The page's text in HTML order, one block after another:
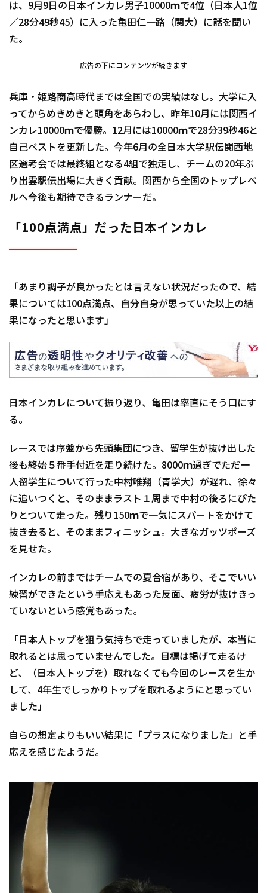
は、9月9日の日本インカレ男子10000ｍで4位（日本人1位
／28分49秒45）に入った亀田仁一路（関大）に話を聞い
た。
広告の下にコンテンツが続きます
兵庫・姫路商高時代までは全国での実績はなし。大学に入
ってからめきめきと頭角をあらわし、昨年10月には関西イ
ンカレ10000ｍで優勝。12月には10000ｍで28分39秒46と
自己ベストを更新した。今年6月の全日本大学駅伝関西地
区選考会では最終組となる4組で独走し、チームの20年ぶ
り出雲駅伝出場に大きく貢献。関西から全国のトップレベ
ルへ――今後も期待できるランナーだ。
「100点満点」だった日本インカレ
「あまり調子が良かったとは言えない状況だったので、結
果については100点満点、自分自身が思っていた以上の結
果になったと思います」
日本インカレについて振り返り、亀田は率直にそう口にす
る。
レースでは序盤から先頭集団につき、留学生が抜け出した
後も終始５番手付近を走り続けた。8000ｍ過ぎでただ一
人留学生について行った中村唯翔（青学大）が遅れ、徐々
に追いつくと、そのままラスト１周まで中村の後ろにぴた
りとついて走った。残り150ｍで一気にスパートをかけて
抜き去ると、そのままフィニッシュ。大きなガッツポーズ
を見せた。
インカレの前まではチームでの夏合宿があり、そこでいい
練習ができたという手応えもあった反面、疲労が抜けきっ
ていないという感覚もあった。
「日本人トップを狙う気持ちで走っていましたが、本当に
取れるとは思っていませんでした。目標は掲げて走るけ
ど、（日本人トップを）取れなくても今回のレースを生か
して、4年生でしっかりトップを取れるようにと思ってい
ました」
自らの想定よりもいい結果に「プラスになりました」と手
応えを感じたようだ。